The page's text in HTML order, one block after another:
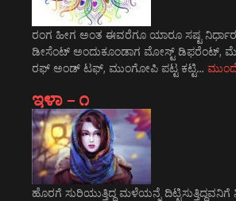
ರಂಗ ಹೀಗ ಅಂತ ಈವರೆಗೂ ಯಾರೂ ಸಷ್ಟ
ಡೀಸೆಂಟ್ ಅಂದುಕೂಂಡಾಗ ಮೋಸ್ಟ್‌ ಡಿಫರೆಂಟ್‌,
ರಫ್ ಅಂಡ್ ಟಫ್, ಮುಂಗೋಪಿ ಪಟ್ಟ ಕಟ್ಟಿ…
ಇಳಾ – ೧
ಹೊರಗೆ ಸುರಿಯುತ್ತಿದ್ದ ಮಳೆಯನ್ನೆ